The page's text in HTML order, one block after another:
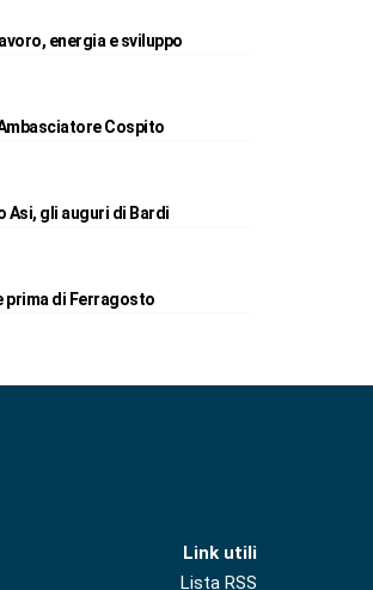
energia e sviluppo
Cospito
gli auguri di Bardi
prima di Ferragosto
Link utili
Lista RSS